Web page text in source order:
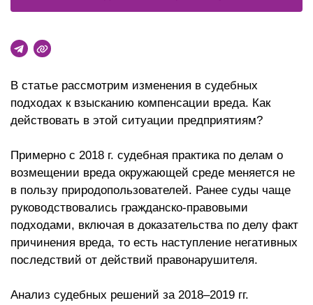
В статье рассмотрим изменения в судебных
подходах к взысканию компенсации вреда. Как
действовать в этой ситуации предприятиям?
Примерно с 2018 г. судебная практика по делам о
возмещении вреда окружающей среде меняется не
в пользу природопользователей. Ранее суды чаще
руководствовались гражданско-правовыми
подходами, включая в доказательства по делу факт
причинения вреда, то есть наступление негативных
последствий от действий правонарушителя.
Анализ судебных решений за 2018–2019 гг.